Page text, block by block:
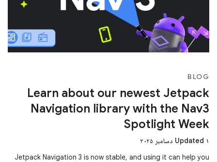
BLOG
Learn about our newest Jetpack
Navigation library with the Nav3
Spotlight Week
Updated ۱ دسامبر ۲۰۲۵
Jetpack Navigation 3 is now stable, and using it can help you